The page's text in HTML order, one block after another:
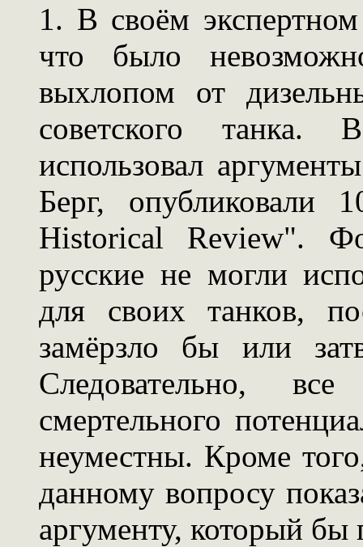
1. В своём
что было
выхлопом от
советского танка.
использовал
Берг,
Historical Review".
русские не могли
для своих танков,
замёрзло бы или
Следовательно,
смертельного
неуместны. Кроме
данному вопросу
аргументу, который бы